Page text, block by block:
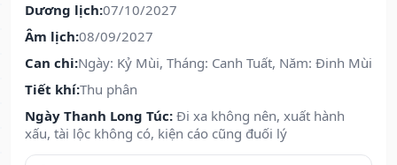
Dương lịch:07/10/2027
Âm lịch:08/09/2027
Can chi:Ngày: Kỷ Mùi, Tháng: Canh Tuất, Năm: Đinh Mùi
Tiết khí:Thu phân
Ngày Thanh Long Túc: Đi xa không nên, xuất hành
xấu, tài lộc không có, kiện cáo cũng đuối lý